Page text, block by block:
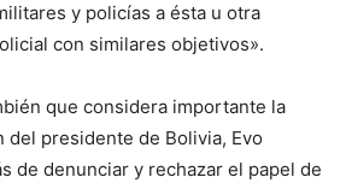
y policías a ésta u otra
con similares objetivos».
que considera importante la
del presidente de Bolivia, Evo
de denunciar y rechazar el papel de